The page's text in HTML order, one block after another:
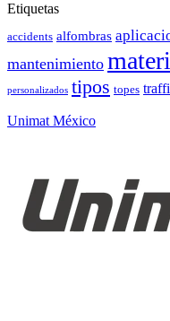
Etiquetas
accidents alfombras
mantenimiento
personalizados tipos topes
Unimat México